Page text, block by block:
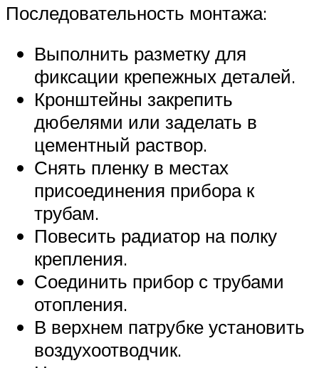
Последовательность монтажа:
Выполнить разметку для
фиксации крепежных деталей.
Кронштейны закрепить
дюбелями или заделать в
цементный раствор.
Снять пленку в местах
присоединения прибора к
трубам.
Повесить радиатор на полку
крепления.
Соединить прибор с трубами
отопления.
В верхнем патрубке установить
воздухоотводчик.